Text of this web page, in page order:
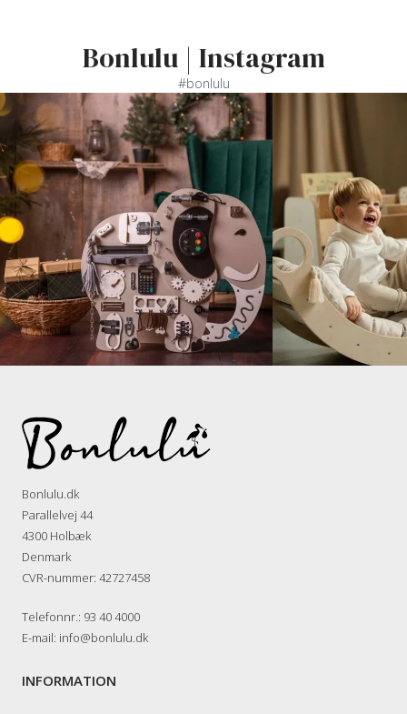
Bonlulu | Instagram
#bonlulu
Bonlulu.dk
Parallelvej 44
4300 Holbæk
Denmark
CVR-nummer: 42727458
Telefonnr.: 93 40 4000
E-mail: info@bonlulu.dk
INFORMATION